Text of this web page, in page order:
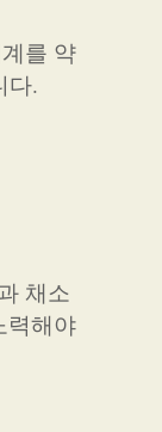
를 약
다.
채소
력해야